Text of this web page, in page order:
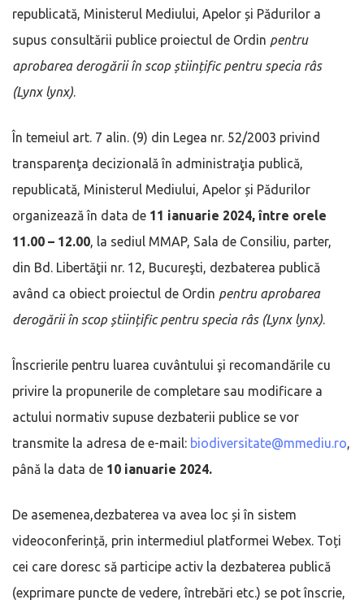
republicată, Ministerul Mediului, Apelor și Pădurilor a
supus consultării publice proiectul de Ordin pentru
aprobarea derogării în scop științific pentru specia râs
(Lynx lynx).
În temeiul art. 7 alin. (9) din Legea nr. 52/2003 privind
transparenţa decizională în administraţia publică,
republicată, Ministerul Mediului, Apelor și Pădurilor
organizează în data de 11 ianuarie 2024, între orele
11.00 – 12.00, la sediul MMAP, Sala de Consiliu, parter,
din Bd. Libertăţii nr. 12, Bucureşti, dezbaterea publică
având ca obiect proiectul de Ordin pentru aprobarea
derogării în scop științific pentru specia râs (Lynx lynx).
Înscrierile pentru luarea cuvântului şi recomandările cu
privire la propunerile de completare sau modificare a
actului normativ supuse dezbaterii publice se vor
transmite la adresa de e-mail: biodiversitate@mmediu.ro,
până la data de 10 ianuarie 2024.
De asemenea,dezbaterea va avea loc și în sistem
videoconferință, prin intermediul platformei Webex. Toți
cei care doresc să participe activ la dezbaterea publică
(exprimare puncte de vedere, întrebări etc.) se pot înscrie,